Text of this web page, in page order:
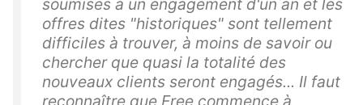
soumises à un engagement d'un an et les
offres dites "historiques" sont tellement
difficiles à trouver, à moins de savoir ou
chercher que quasi la totalité des
nouveaux clients seront engagés... Il faut
reconnaître que Free commence à